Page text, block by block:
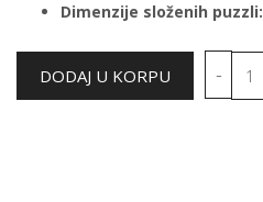
Dimenzije složenih puzzli: